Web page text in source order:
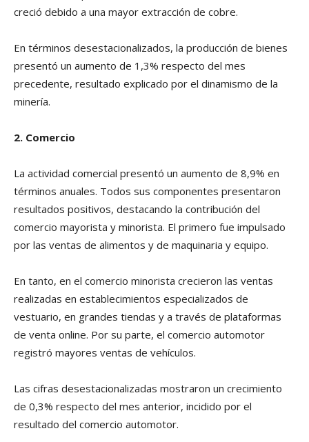
creció debido a una mayor extracción de cobre.
En términos desestacionalizados, la producción de bienes
presentó un aumento de 1,3% respecto del mes
precedente, resultado explicado por el dinamismo de la
minería.
2. Comercio
La actividad comercial presentó un aumento de 8,9% en
términos anuales. Todos sus componentes presentaron
resultados positivos, destacando la contribución del
comercio mayorista y minorista. El primero fue impulsado
por las ventas de alimentos y de maquinaria y equipo.
En tanto, en el comercio minorista crecieron las ventas
realizadas en establecimientos especializados de
vestuario, en grandes tiendas y a través de plataformas
de venta online. Por su parte, el comercio automotor
registró mayores ventas de vehículos.
Las cifras desestacionalizadas mostraron un crecimiento
de 0,3% respecto del mes anterior, incidido por el
resultado del comercio automotor.